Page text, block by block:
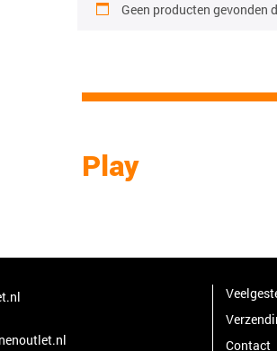
Geen producten gevonden
Play
Contact